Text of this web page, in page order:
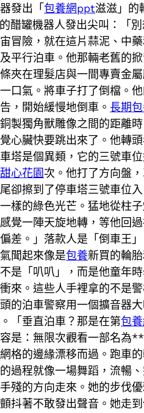
發出「包養網ppt滋滋」的
醋罐機器人發出尖叫：「
冒險，就在這片蒜泥、中
平行泊車。他那輛老舊的
夾在理髮店與一間專賣金
口氣。將車子打了倒檔。
，開始緩慢地倒車。 長期
製獨角獸雕像之間的距離
心臟快要跳出來了。他轉
塔是個異類，它的三號車
甜心花園次。他打了方向盤
卻擦到了停車塔三號車位
樣的綠色光芒。猛地從柱
覺一陣天旋地轉，等他回
。」落款人是「倒車王
聞起來像是包養新買的輪
是「叭叭」，而是他童年
來。這些人手裡拿的不是
的泊車警察用一個擴音器
「垂直泊車？那是在第包
是：無限次觀看一部名為
的邊緣漂移而過。跑車
過程就像一場舞蹈，流暢
殘的方向走來。她的步伐
抖著不敢發出聲音。她走